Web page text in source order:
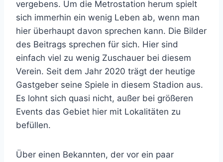
vergebens. Um die Metrostation herum spielt
sich immerhin ein wenig Leben ab, wenn man
hier überhaupt davon sprechen kann. Die Bilder
des Beitrags sprechen für sich. Hier sind
einfach viel zu wenig Zuschauer bei diesem
Verein. Seit dem Jahr 2020 trägt der heutige
Gastgeber seine Spiele in diesem Stadion aus.
Es lohnt sich quasi nicht, außer bei größeren
Events das Gebiet hier mit Lokalitäten zu
befüllen.
Über einen Bekannten, der vor ein paar